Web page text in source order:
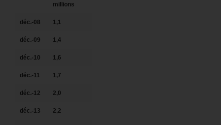
millions
déc.-08 1,1
déc.-09 1,4
déc.-10 1,6
déc.-11 1,7
déc.-12 2,0
déc.-13 2,2